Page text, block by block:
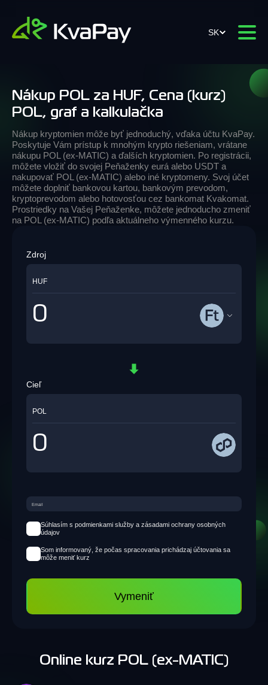
SK
Nákup POL za HUF, Cena (kurz)
POL, graf a kalkulačka
Nákup kryptomien môže byť jednoduchý, vďaka účtu KvaPay.
Poskytuje Vám prístup k mnohým krypto riešeniam, vrátane
nákupu POL (ex-MATIC) a ďalších kryptomien. Po registrácii,
môžete vložiť do svojej Peňaženky eurá alebo USDT a
nakupovať POL (ex-MATIC) alebo iné kryptomeny. Svoj účet
môžete doplniť bankovou kartou, bankovým prevodom,
kryptoprevodom alebo hotovosťou cez bankomat Kvakomat.
Prostriedky na Vašej Peňaženke, môžete jednoducho zmeniť
na POL (ex-MATIC) podľa aktuálneho výmenného kurzu.
Zdroj
HUF
Cieľ
POL
Súhlasím s podmienkami služby a zásadami ochrany osobných
údajov
Som informovaný, že počas spracovania prichádzaj účtovania sa
môže meniť kurz
Vymeniť
Online kurz POL (ex-MATIC)